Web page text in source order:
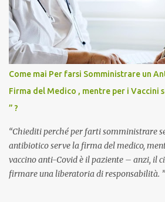
Come mai Per farsi Somministrare un
Firma del Medico , mentre per i Vaccini
” ?
“Chiediti perché per farti somministrare
antibiotico serve la firma del medico,
vaccino anti-Covid è il paziente – anzi, il
firmare una liberatoria di responsabilità. ”